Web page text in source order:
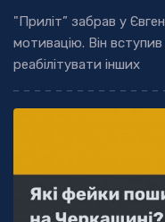
"Приліт” забрав у
мотивацію. Він вступив
реабілітувати інших